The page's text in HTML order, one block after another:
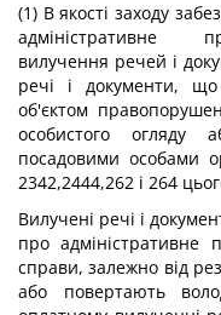
(1) В якості заходу
адміністративне
вилучення речей і
речі і документи,
об'єктом
особистого огляду
посадовими особами
2342,2444,262 і 264
Вилучені речі і
про адміністративне
справи, залежно від
або повертають